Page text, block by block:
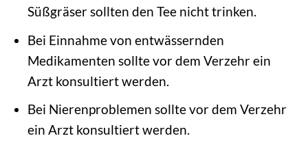
Süßgräser sollten den Tee nicht trinken.
Bei Einnahme von entwässernden
Medikamenten sollte vor dem Verzehr ein
Arzt konsultiert werden.
Bei Nierenproblemen sollte vor dem Verzehr
ein Arzt konsultiert werden.